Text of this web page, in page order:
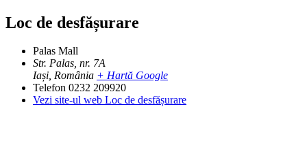
Loc de desfășurare
Palas Mall
Str. Palas, nr. 7A
Iași, România + Hartă Google
Telefon 0232 209920
Vezi site-ul web Loc de desfășurare